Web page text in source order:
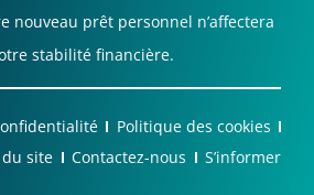
nouveau prêt personnel n’affectera
stabilité financière.
Politique des cookies
du site
Contactez-nous S’informer